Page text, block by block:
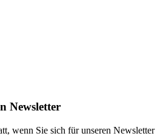
Newsletter
wenn Sie sich für unseren Newsletter